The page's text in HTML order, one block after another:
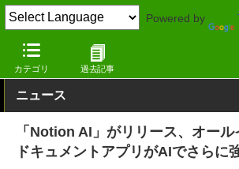
Powered by
カテゴリ 過去記事
窓の杜 オフィス・ドキュメント
ニュース
「Notion AI」がリリース、オー
ドキュメントアプリがAIでさらに